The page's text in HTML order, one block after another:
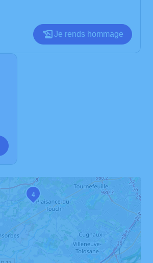
Je rends hommage
4